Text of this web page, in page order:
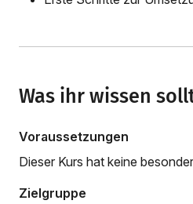
Was ihr wissen
Voraussetzungen
Dieser Kurs hat keine
Zielgruppe